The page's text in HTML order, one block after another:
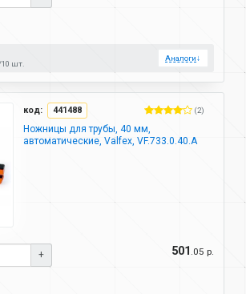
10 шт.
Аналоги↓
код: 441488 (2)
Ножницы для трубы, 40 мм,
автоматические, Valfex, VF.733.0.40.А
+ 501 .05 р.